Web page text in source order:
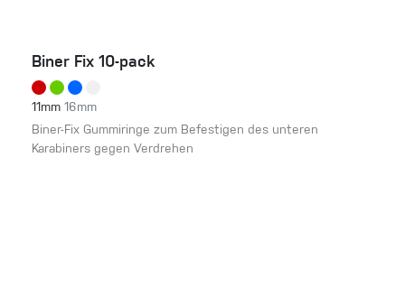
Biner Fix 10-pack
11mm 16mm
Biner-Fix Gummiringe zum Befestigen des unteren
Karabiners gegen Verdrehen